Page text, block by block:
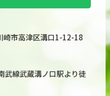
崎市高津区溝口1-12-18
武線武蔵溝ノ口駅より徒